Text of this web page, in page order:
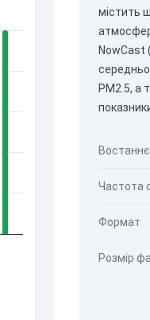
містить
NowCast
PM2.5, а
Частота
Формат
Розмір